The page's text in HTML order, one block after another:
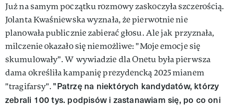
Już na samym początku rozmowy zaskoczyła szczerością.
Jolanta Kwaśniewska wyznała, że pierwotnie nie
planowała publicznie zabierać głosu. Ale jak przyznała,
milczenie okazało się niemożliwe: "Moje emocje się
skumulowały". W wywiadzie dla Onetu była pierwsza
dama określiła kampanię prezydencką 2025 mianem
"tragifarsy". "Patrzę na niektórych kandydatów, którzy
zebrali 100 tys. podpisów i zastanawiam się, po co oni